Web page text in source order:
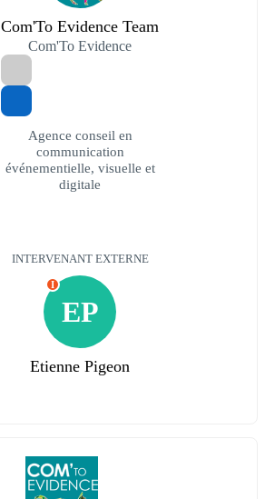
Com'To Evidence Team
Com'To Evidence
Agence conseil en
communication
événementielle, visuelle et
digitale
INTERVENANT EXTERNE
EP
I
Etienne Pigeon